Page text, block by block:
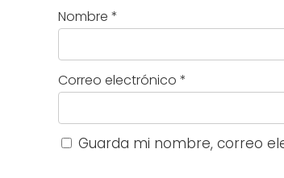
Nombre *
Correo electrónico *
Guarda mi nombre, correo